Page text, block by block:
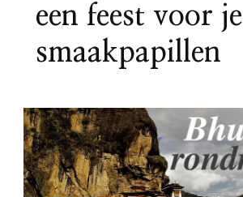
een feest voor je
smaakpapillen